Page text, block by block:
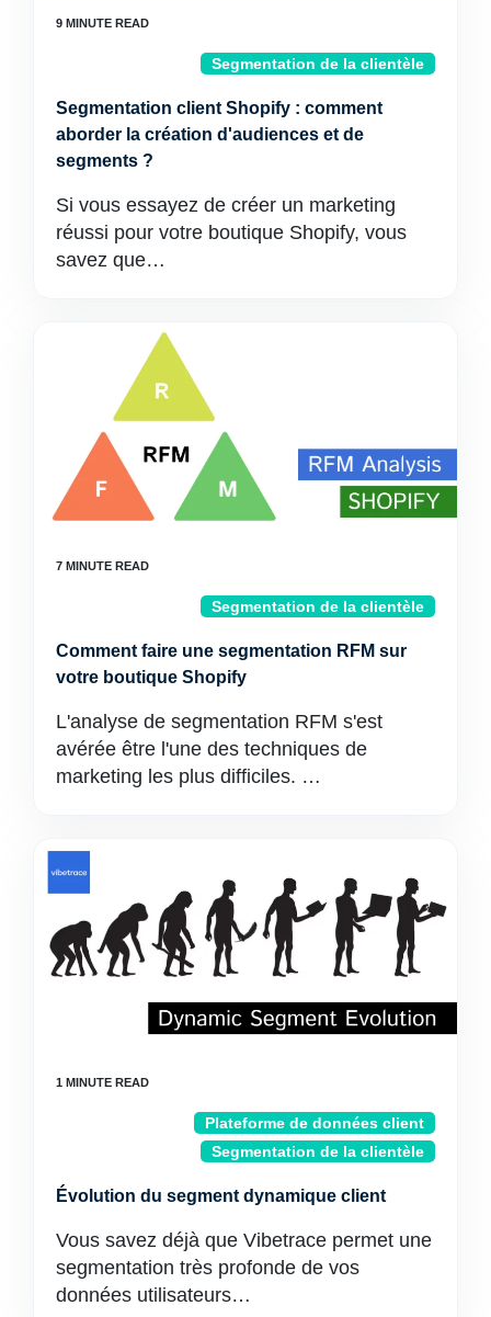
Segmentation de la clientèle
Segmentation client Shopify : comment
aborder la création d'audiences et de
segments ?
Si vous essayez de créer un marketing
réussi pour votre boutique Shopify, vous
savez que…
Segmentation de la clientèle
Comment faire une segmentation RFM sur
votre boutique Shopify
L'analyse de segmentation RFM s'est
avérée être l'une des techniques de
marketing les plus difficiles. …
Plateforme de données client
Segmentation de la clientèle
Évolution du segment dynamique client
Vous savez déjà que Vibetrace permet une
segmentation très profonde de vos
données utilisateurs…